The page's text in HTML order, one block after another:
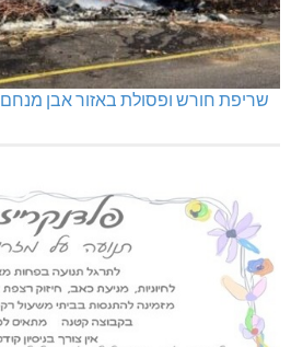
שריפת חורש ופסולת באזור אבן מנחם